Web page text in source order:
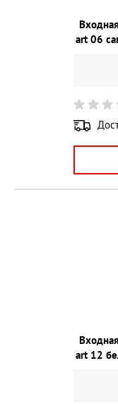
art 06
art 12